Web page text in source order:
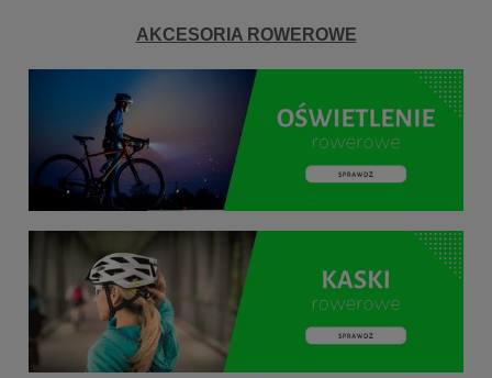
AKCESORIA ROWEROWE